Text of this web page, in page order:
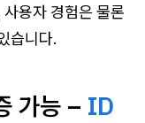
용자 경험은 물론
습니다.
가능 – ID